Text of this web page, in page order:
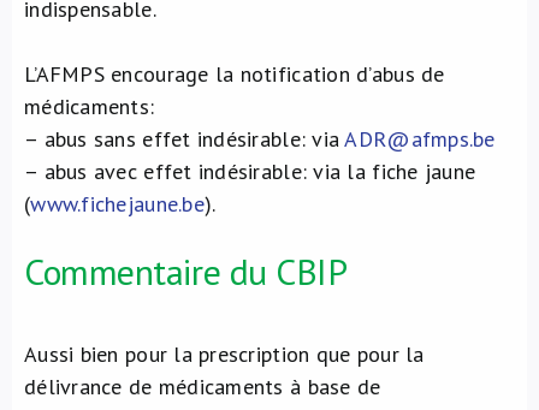
indispensable.
L’AFMPS encourage la notification d’abus de
médicaments:
– abus sans effet indésirable: viaADR@afmps.be
– abus avec effet indésirable: via la fiche jaune
(www.fichejaune.be).
Commentaire du CBIP
Aussi bien pour la prescription que pour la
délivrance de médicaments à base de